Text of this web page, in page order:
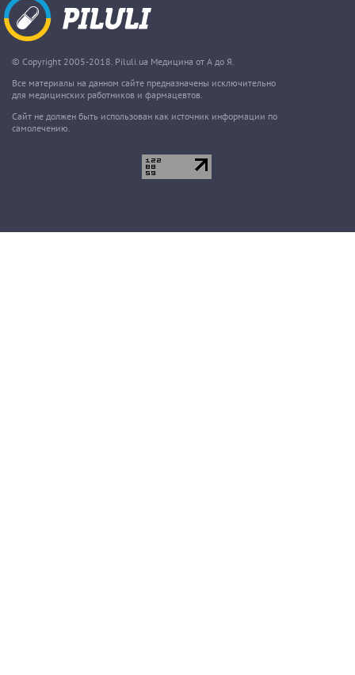
© Copyright 2005-2018. Piluli.ua Медицина от А до Я.
Все материалы на данном сайте предназначены исключительно
для медицинских работников и фармацевтов.
Сайт не должен быть использован как источник информации по
самолечению.